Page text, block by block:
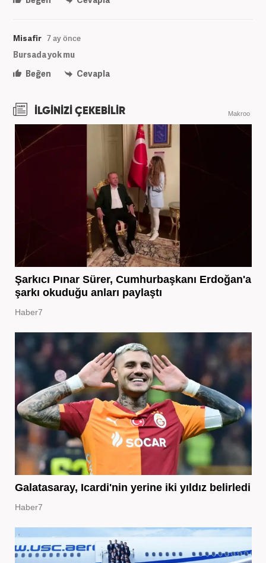
Misafir 7 ay önce
Bursada yok mu
Beğen
Cevapla
İLGİNİZİ ÇEKEBİLİR Makroo
Şarkıcı Pınar Sürer, Cumhurbaşkanı Erdoğan'a
şarkı okuduğu anları paylaştı
Haber7
Galatasaray, Icardi'nin yerine iki yıldız belirledi
Haber7